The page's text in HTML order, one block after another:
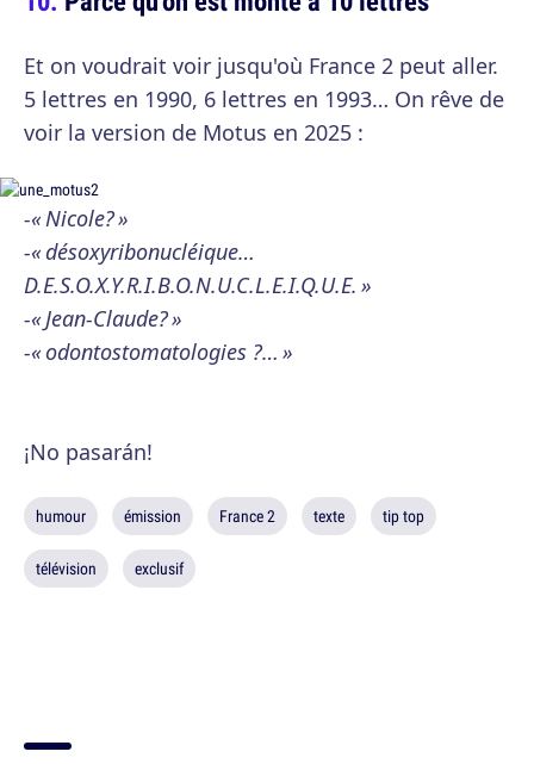
Et on voudrait voir jusqu'où France 2 peut aller.
5 lettres en 1990, 6 lettres en 1993… On rêve de
voir la version de Motus en 2025 :
-« Nicole? »
-« désoxyribonucléique…
D.E.S.O.X.Y.R.I.B.O.N.U.C.L.E.I.Q.U.E. »
-« Jean-Claude? »
-« odontostomatologies ?… »
¡No pasarán!
humour émission France 2 texte tip top
télévision exclusif